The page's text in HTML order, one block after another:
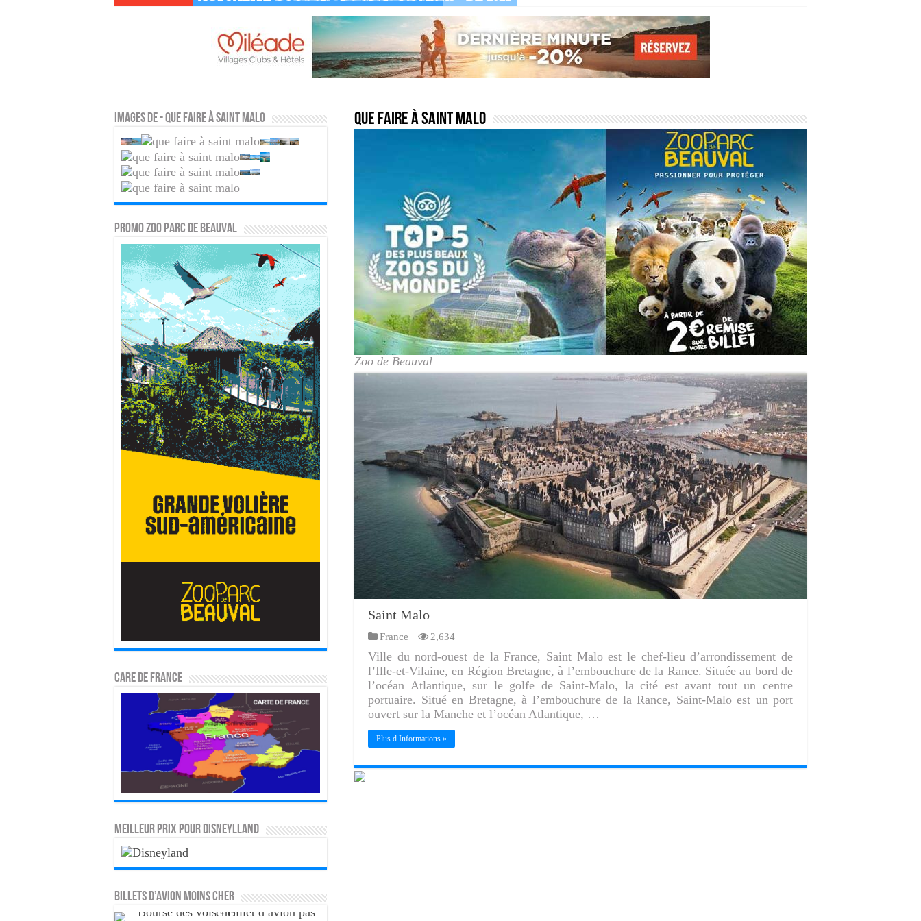
Que faire à Saint Malo
Zoo de Beauval
Saint Malo
France 2,634
Ville du nord-ouest de la France, Saint Malo est le chef-lieu d’arrondissement de
l’Ille-et-Vilaine, en Région Bretagne, à l’embouchure de la Rance. Située au bord de
l’océan Atlantique, sur le golfe de Saint-Malo, la cité est avant tout un centre
portuaire. Situé en Bretagne, à l’embouchure de la Rance, Saint-Malo est un port
ouvert sur la Manche et l’océan Atlantique, …
Plus d Informations »
Images de - Que faire à Saint Malo
PROMO ZOO PARC DE BEAUVAL
CARE DE FRANCE
MEILLEUR PRIX POUR DISNEYLLAND
Billets d’avion moins cher